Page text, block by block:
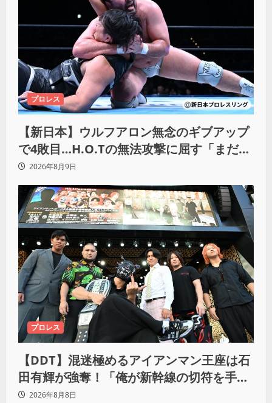
プロレス
【新日本】ウルフアロン無念のギブアップ
で4敗目…H.O.Tの無法攻撃に屈す「まだま
だ俺自身の力はこんなもんだなって」
2026年8月9日
プロレス
【DDT】混迷極めるアイアンマン王座は石
田有輝が強奪！「俺が新幹線の切符を手に
入れるからな！逃げ切るぞ」
2026年8月8日